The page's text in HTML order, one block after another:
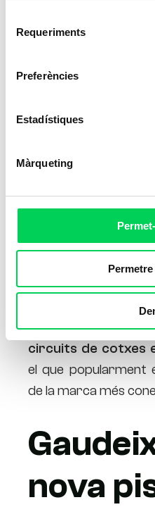
Requeriments
Preferències
Estadístiques
Màrqueting
Per als qui no
tema, el terme “
circuits de cotxes
el que popularment
de la marca més
nova